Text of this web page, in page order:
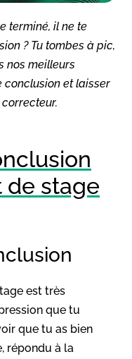
terminé, il ne te
? Tu tombes à pic,
nos meilleurs
conclusion et laisser
de stage
est très
que tu
que tu as bien
répondu à la